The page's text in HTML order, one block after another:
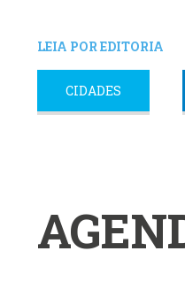
LEIA POR EDITORIA
CIDADES